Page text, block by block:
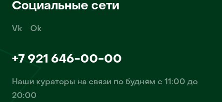
Социальные сети
Vk Ok
+7 921 646-00-00
Наши кураторы на связи по будням с 11:00 до
20:00